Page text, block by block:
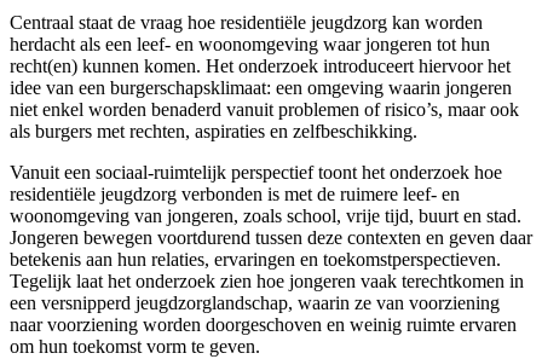
Centraal staat de vraag hoe residentiële jeugdzorg kan worden
herdacht als een leef- en woonomgeving waar jongeren tot hun
recht(en) kunnen komen. Het onderzoek introduceert hiervoor het
idee van een burgerschapsklimaat: een omgeving waarin jongeren
niet enkel worden benaderd vanuit problemen of risico’s, maar ook
als burgers met rechten, aspiraties en zelfbeschikking.
Vanuit een sociaal-ruimtelijk perspectief toont het onderzoek hoe
residentiële jeugdzorg verbonden is met de ruimere leef- en
woonomgeving van jongeren, zoals school, vrije tijd, buurt en stad.
Jongeren bewegen voortdurend tussen deze contexten en geven daar
betekenis aan hun relaties, ervaringen en toekomstperspectieven.
Tegelijk laat het onderzoek zien hoe jongeren vaak terechtkomen in
een versnipperd jeugdzorglandschap, waarin ze van voorziening
naar voorziening worden doorgeschoven en weinig ruimte ervaren
om hun toekomst vorm te geven.